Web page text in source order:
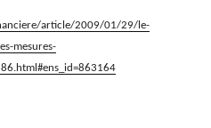
article/2009/01/29/le-
mesures-